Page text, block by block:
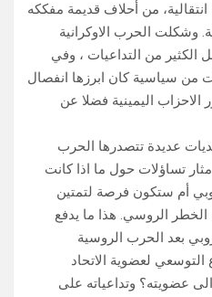
من أحلاف قديمة مفككه
وشكلت الحرب الاوكرانية
الكثير من التداعيات ، وفي
من سياسية كان ابرزها انفصال
الاحزاب اليمينية فضلا عن
عديدة تتصدرها الحرب
تساؤلات حول ما اذا كانت
أم ستكون فرصة لتمتين
الروسي. هذا ما يدفع
بعد الحرب الروسية
التوسعي لعضوية الاتحاد
عضويته؟ وتداعياته على